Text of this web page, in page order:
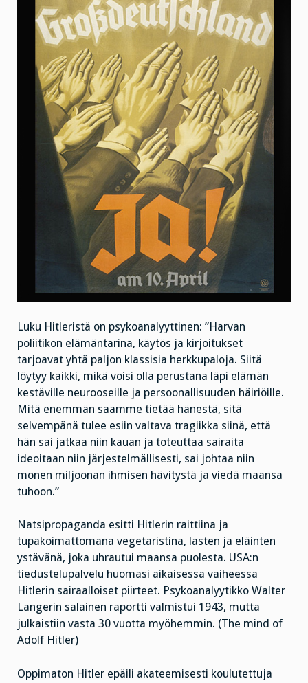
Luku Hitleristä on psykoanalyyttinen: ”Harvan
poliitikon elämäntarina, käytös ja kirjoitukset
tarjoavat yhtä paljon klassisia herkkupaloja. Siitä
löytyy kaikki, mikä voisi olla perustana läpi elämän
kestäville neurooseille ja persoonallisuuden häiriöille.
Mitä enemmän saamme tietää hänestä, sitä
selvempänä tulee esiin valtava tragiikka siinä, että
hän sai jatkaa niin kauan ja toteuttaa sairaita
ideoitaan niin järjestelmällisesti, sai johtaa niin
monen miljoonan ihmisen hävitystä ja viedä maansa
tuhoon.”
Natsipropaganda esitti Hitlerin raittiina ja
tupakoimattomana vegetaristina, lasten ja eläinten
ystävänä, joka uhrautui maansa puolesta. USA:n
tiedustelupalvelu huomasi aikaisessa vaiheessa
Hitlerin sairaalloiset piirteet. Psykoanalyytikko Walter
Langerin salainen raportti valmistui 1943, mutta
julkaistiin vasta 30 vuotta myöhemmin. (The mind of
Adolf Hitler)
Oppimaton Hitler epäili akateemisesti koulutettuja